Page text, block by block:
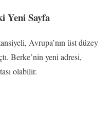
Yeni Sayfa
Avrupa’nın üst düzey
Berke’nin yeni adresi,
olabilir.